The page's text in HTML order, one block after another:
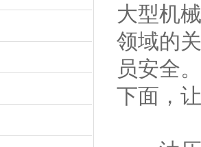
大型机
领域的
员安全
下面，